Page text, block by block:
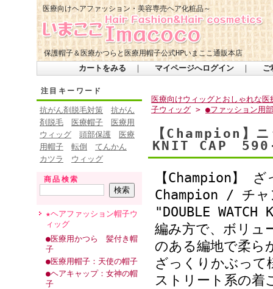
保護帽子＆医療かつらと医療用帽子公式HPいまここ通販本店
医療向けヘアファッション・美容専売ヘア化粧品～
カートをみる ｜ マイページへログイン ｜ ご
注目キーワード
抗がん剤脱毛対策
抗がん
剤脱毛
医療帽子
医療用
ウィッグ
頭部保護
医療
用帽子
転倒
てんかん
カツラ
ウィッグ
商品検索
★ヘアファッション帽子ウ
ィッグ
●医療用かつら 髪付き帽
子
●医療用帽子：天使の帽子
●ヘアキャップ：女神の帽
子
医療向けウィッグとおしゃれな
子ウィッグ > ●ファッション用
【Champion】
KNIT CAP
【Champion】
Champion / チャ
"DOUBLE
編み方で、ボリュ
のある編地で柔ら
ざっくりかぶって
ストリート系の着